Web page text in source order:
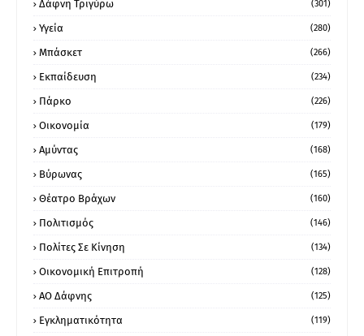
Δάφνη Τριγύρω (301)
Υγεία (280)
Μπάσκετ (266)
Εκπαίδευση (234)
Πάρκο (226)
Οικονομία (179)
Αμύντας (168)
Βύρωνας (165)
Θέατρο Βράχων (160)
Πολιτισμός (146)
Πολίτες Σε Κίνηση (134)
Οικονομική Επιτροπή (128)
ΑΟ Δάφνης (125)
Εγκληματικότητα (119)